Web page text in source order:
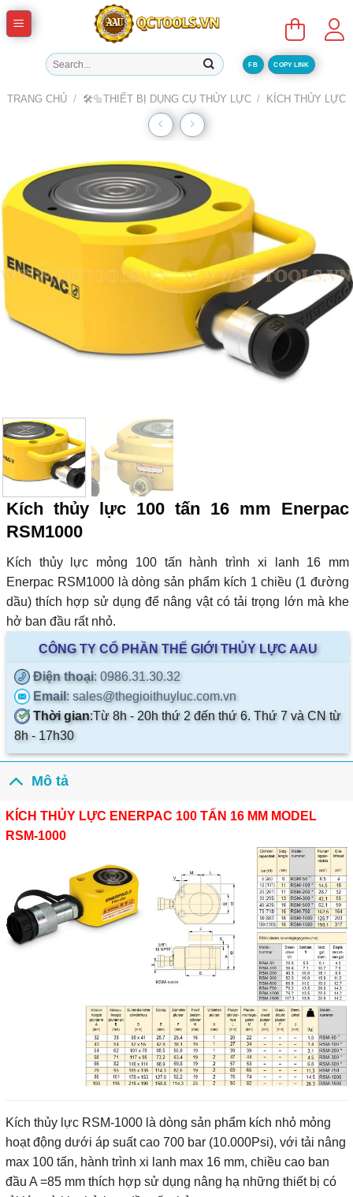
Skip
Tìm
kiếm:
FB COPY LINK
TRANG CHỦ / 🛠️🔩THIẾT BỊ DỤNG CỤ THỦY LỰC / KÍCH THỦY LỰC
Kích thủy lực 100 tấn 16 mm Enerpac
RSM1000
Kích thủy lực mỏng 100 tấn hành trình xi lanh 16 mm
Enerpac RSM1000 là dòng sản phẩm kích 1 chiều (1 đường
dầu) thích hợp sử dụng để nâng vật có tải trọng lớn mà khe
hở ban đầu rất nhỏ.
CÔNG TY CỔ PHẦN THẾ GIỚI THỦY LỰC AAU
Điện thoại: 0986.31.30.32
Email: sales@thegioithuyluc.com.vn
Thời gian:Từ 8h - 20h thứ 2 đến thứ 6. Thứ 7 và CN từ
8h - 17h30
Mô tả
KÍCH THỦY LỰC ENERPAC 100 TẤN 16 MM MODEL
RSM-1000
Kích thủy lực RSM-1000 là dòng sản phẩm kích nhỏ mỏng
hoạt động dưới áp suất cao 700 bar (10.000Psi), với tải nâng
max 100 tấn, hành trình xi lanh max 16 mm, chiều cao ban
đầu A =85 mm thích hợp sử dụng nâng hạ những thiết bị có